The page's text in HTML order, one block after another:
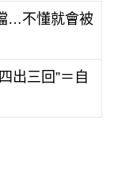
…不懂就會被
出三回”＝自